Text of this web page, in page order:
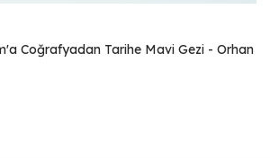
Coğrafyadan Tarihe Mavi Gezi - Orhan